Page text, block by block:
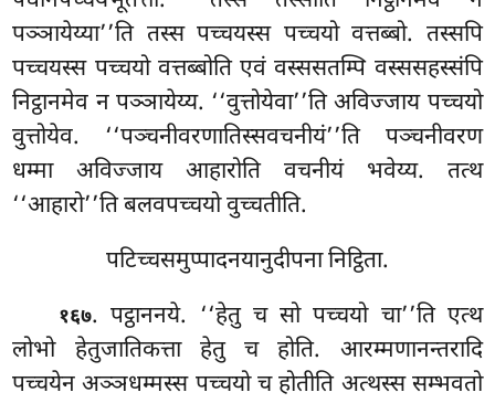
पञ्ञायेय्या’’ति तस्स पच्चयस्स पच्चयो वत्तब्बो. तस्सपि
पच्चयस्स पच्चयो वत्तब्बोति एवं वस्ससतम्पि वस्ससहस्संपि
निट्ठानमेव न पञ्ञायेय्य. ‘‘वुत्तोयेवा’’ति अविज्जाय पच्चयो
वुत्तोयेव. ‘‘पञ्चनीवरणातिस्सवचनीयं’’ति पञ्चनीवरण
धम्मा अविज्जाय आहारोति वचनीयं भवेय्य. तत्थ
‘‘आहारो’’ति बलवपच्चयो वुच्चतीति.
पटिच्चसमुप्पादनयानुदीपना निट्ठिता.
१६७. पट्ठाननये. ‘‘हेतु च सो पच्चयो चा’’ति एत्थ
लोभो हेतुजातिकत्ता हेतु च होति. आरम्मणानन्तरादि
पच्चयेन अञ्ञधम्मस्स पच्चयो च होतीति अत्थस्स सम्भवतो